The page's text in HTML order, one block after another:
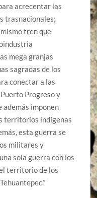
acrecentar las
trasnacionales;
tren que
mega granjas
sagradas de los
conectar a las
Progreso y
además imponen
territorios indígenas
esta guerra se
militares y
sola guerra con los
territorio de los